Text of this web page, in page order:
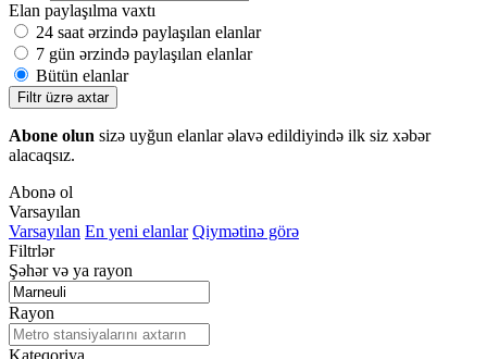
Elan paylaşılma vaxtı
24 saat ərzində paylaşılan elanlar
7 gün ərzində paylaşılan elanlar
Bütün elanlar
Filtr üzrə axtar
Abone olun sizə uyğun elanlar əlavə edildiyində ilk siz xəbər
alacaqsız.
Abonə ol
Varsayılan
Varsayılan En yeni elanlar Qiymətinə görə
Filtrlər
Şəhər və ya rayon
Rayon